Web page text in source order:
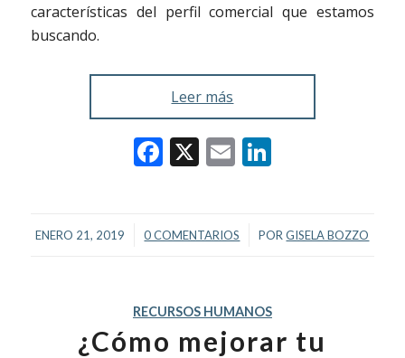
características del perfil comercial que estamos
buscando.
Leer más
Facebook
X EmailLinkedIn
ENERO 21, 2019
/ 0 COMENTARIOS
/ PORGISELA BOZZO
RECURSOS HUMANOS
¿Cómo mejorar tu